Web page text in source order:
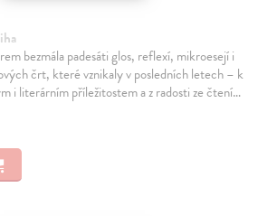
bezmála padesáti glos, reflexí, mikroesejí i
črt, které vznikaly v posledních letech – k
i literárním příležitostem a z radosti ze čtení…